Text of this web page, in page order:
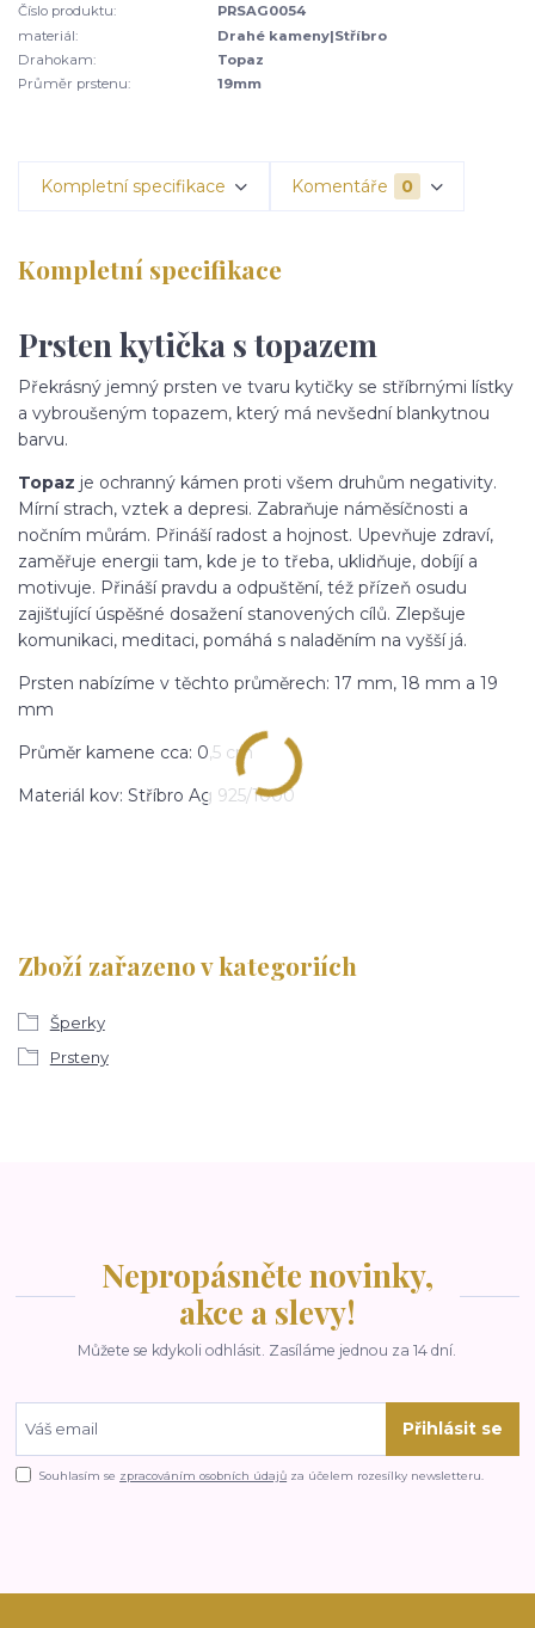
Číslo produktu:
PRSAG0054
materiál:
Drahé kameny|Stříbro
Drahokam:
Topaz
Průměr prstenu:
19mm
Kompletní specifikace Komentáře 0
Kompletní specifikace
Prsten kytička s topazem
Překrásný jemný prsten ve tvaru kytičky se stříbrnými lístky
a vybroušeným topazem, který má nevšední blankytnou
barvu.
Topaz je ochranný kámen proti všem druhům negativity.
Mírní strach, vztek a depresi. Zabraňuje náměsíčnosti a
nočním můrám. Přináší radost a hojnost. Upevňuje zdraví,
zaměřuje energii tam, kde je to třeba, uklidňuje, dobíjí a
motivuje. Přináší pravdu a odpuštění, též přízeň osudu
zajišťující úspěšné dosažení stanovených cílů. Zlepšuje
komunikaci, meditaci, pomáhá s naladěním na vyšší já.
Prsten nabízíme v těchto průměrech: 17 mm, 18 mm a 19
mm
Průměr kamene cca: 0,5 cm
Materiál kov: Stříbro Ag 925/1000
Zboží zařazeno v kategoriích
Šperky
Prsteny
Nepropásněte novinky,
akce a slevy!
Můžete se kdykoli odhlásit. Zasíláme jednou za 14 dní.
Přihlásit se
Souhlasím se zpracováním osobních údajů za účelem rozesílky newsletteru.